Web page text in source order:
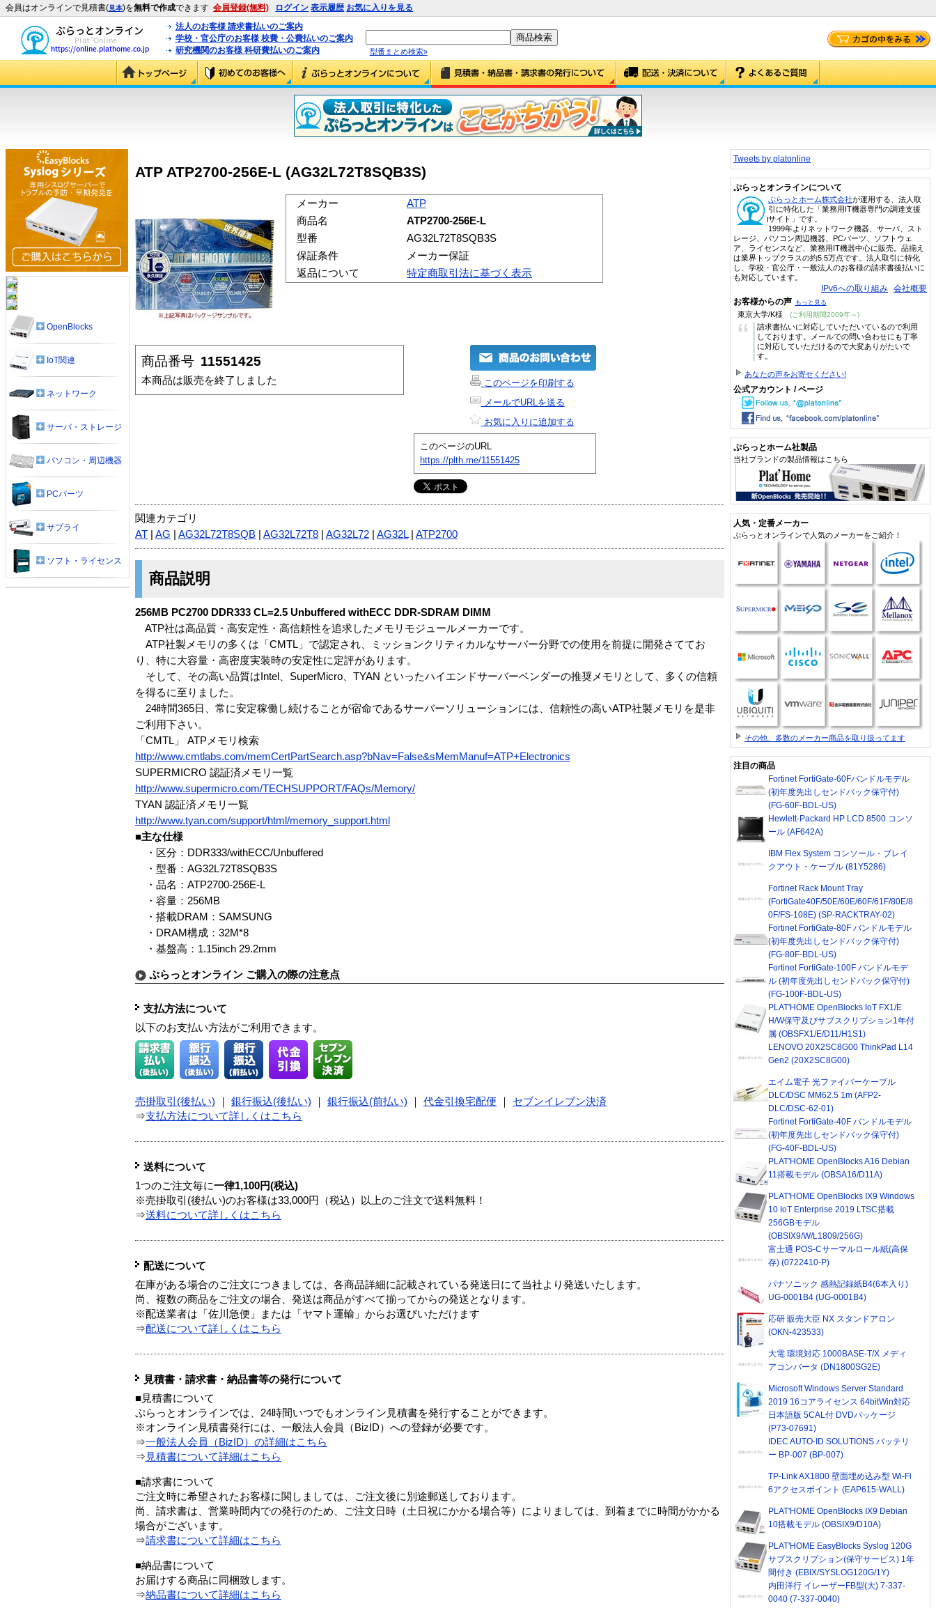
会員はオンラインで見積書(見本)を無料で作成できます 会員登録(無料) ログイン 表示履歴 お気に入りを見る
法人のお客様 請求書払いのご案内
学校・官公庁のお客様 校費・公費払いのご案内
研究機関のお客様 科研費払いのご案内
型番まとめ検索»
ATP ATP2700-256E-L (AG32L72T8SQB3S)
メーカー
ATP
商品名
ATP2700-256E-L
型番
AG32L72T8SQB3S
保証条件
メーカー保証
返品について
特定商取引法に基づく表示
商品番号 11551425
本商品は販売を終了しました
このページを印刷する
メールでURLを送る
お気に入りに追加する
このページのURL
https://plth.me/11551425
関連カテゴリ
AT
AG AG32L72T8SQB AG32L72T8 AG32L72 AG32L| ATP2700
商品説明
256MB PC2700 DDR333 CL=2.5 Unbuffered withECC DDR-SDRAM DIMM
ATP社は高品質・高安定性・高信頼性を追求したメモリモジュールメーカーです。
ATP社製メモリの多くは「CMTL」で認定され、ミッションクリティカルなサーバー分野での使用を前提に開発さててお
り、特に大容量・高密度実装時の安定性に定評があります。
そして、その高い品質はIntel、SuperMicro、TYAN といったハイエンドサーバーベンダーの推奨メモリとして、多くの信頼
を得るに至りました。
24時間365日、常に安定稼働し続けることが宿命であるサーバーソリューションには、信頼性の高いATP社製メモリを是非
ご利用下さい。
「CMTL」 ATPメモリ検索
http://www.cmtlabs.com/memCertPartSearch.asp?bNav=False&sMemManuf=ATP+Electronics
SUPERMICRO 認証済メモリ一覧
http://www.supermicro.com/TECHSUPPORT/FAQs/Memory/
TYAN 認証済メモリ一覧
http://www.tyan.com/support/html/memory_support.html
■主な仕様
・区分：DDR333/withECC/Unbuffered
・型番：AG32L72T8SQB3S
・品名：ATP2700-256E-L
・容量：256MB
・搭載DRAM：SAMSUNG
・DRAM構成：32M*8
・基盤高：1.15inch 29.2mm
ぷらっとオンライン ご購入の際の注意点
支払方法について
以下のお支払い方法がご利用できます。
売掛取引(後払い) 銀行振込(後払い) 銀行振込(前払い) 代金引換宅配便
セブンイレブン決済
⇒支払方法について詳しくはこちら
送料について
1つのご注文毎に一律1,100円(税込)
※売掛取引(後払い)のお客様は33,000円（税込）以上のご注文で送料無料！
⇒送料について詳しくはこちら
配送について
在庫がある場合のご注文につきましては、各商品詳細に記載されている発送日にて当社より発送いたします。
尚、複数の商品をご注文の場合、発送は商品がすべて揃ってからの発送となります。
※配送業者は「佐川急便」または「ヤマト運輸」からお選びいただけます
⇒配送について詳しくはこちら
見積書・請求書・納品書等の発行について
■見積書について
ぷらっとオンラインでは、24時間いつでもオンライン見積書を発行することができます。
※オンライン見積書発行には、一般法人会員（BizID）への登録が必要です。
⇒一般法人会員（BizID）の詳細はこちら
⇒ 見積書について詳細はこちら
■請求書について
ご注文時に希望されたお客様に関しましては、ご注文後に別途郵送しております。
尚、請求書は、営業時間内での発行のため、ご注文日時（土日祝にかかる場合等）によりましては、到着までに時間がかかる
場合がございます。
⇒請求書について詳細はこちら
■納品書について
お届けする商品に同梱致します。
⇒納品書について詳細はこちら
OpenBlocks
IoT関連
ネットワーク
サーバ・ストレージ
パソコン・周辺機器
PCパーツ
サプライ
ソフト・ライセンス
Tweets by platonline
ぷらっとオンラインについて
ぷらっとホーム株式会社が運用する、法人取
引に特化した「業務用IT機器専門の調達支援
サイト」です。
1999年よりネットワーク機器、サーバ、スト
レージ、パソコン周辺機器、PCパーツ、ソフトウェ
ア、ライセンスなど、業務用IT機器中心に販売。品揃え
は業界トップクラスの約5.5万点です。法人取引に特化
し、学校・官公庁・一般法人のお客様の請求書後払いに
も対応しています。
IPv6への取り組み 会社概要
お客様からの声 もっと見る
東京大学/K様 (ご利用期間2009年～)
“
請求書払いに対応していただいているので利用
しております。メールでの問い合わせにも丁寧
に対応していただけるので大変ありがたいで
す。
あなたの声をお寄せください!
公式アカウント / ページ
ぷらっとホーム社製品
当社ブランドの製品情報はこちら
人気・定番メーカー
ぷらっとオンラインで人気のメーカーをご紹介！
その他、多数のメーカー商品を取り扱ってます
注目の商品
Fortinet FortiGate-60Fバンドルモデル
(初年度先出しセンドバック保守付)
(FG-60F-BDL-US)
Hewlett-Packard HP LCD 8500 コンソ
ール (AF642A)
IBM Flex System コンソール・ブレイ
クアウト・ケーブル (81Y5286)
Fortinet Rack Mount Tray
(FortiGate40F/50E/60E/60F/61F/80E/8
0F/FS-108E) (SP-RACKTRAY-02)
Fortinet FortiGate-80F バンドルモデル
(初年度先出しセンドバック保守付)
(FG-80F-BDL-US)
Fortinet FortiGate-100F バンドルモデ
ル (初年度先出しセンドバック保守付)
(FG-100F-BDL-US)
PLAT'HOME OpenBlocks IoT FX1/E
H/W保守及びサブスクリプション1年付
属 (OBSFX1/E/D11/H1S1)
LENOVO 20X2SC8G00 ThinkPad L14
Gen2 (20X2SC8G00)
エイム電子 光ファイバーケーブル
DLC/DSC MM62.5 1m (AFP2-
DLC/DSC-62-01)
Fortinet FortiGate-40F バンドルモデル
(初年度先出しセンドバック保守付)
(FG-40F-BDL-US)
PLAT'HOME OpenBlocks A16 Debian
11搭載モデル (OBSA16/D11A)
PLAT'HOME OpenBlocks IX9 Windows
10 IoT Enterprise 2019 LTSC搭載
256GBモデル
(OBSIX9/W/L1809/256G)
富士通 POS-Cサーマルロール紙(高保
存) (0722410-P)
パナソニック 感熱記録紙B4(6本入り)
UG-0001B4 (UG-0001B4)
応研 販売大臣 NX スタンドアロン
(OKN-423533)
大電 環境対応 1000BASE-T/X メディ
アコンバータ (DN1800SG2E)
Microsoft Windows Server Standard
2019 16コアライセンス 64bitWin対応
日本語版 5CAL付 DVDパッケージ
(P73-07691)
IDEC AUTO-ID SOLUTIONS バッテリ
ー BP-007 (BP-007)
TP-Link AX1800 壁面埋め込み型 Wi-Fi
6アクセスポイント (EAP615-WALL)
PLAT'HOME OpenBlocks IX9 Debian
10搭載モデル (OBSIX9/D10A)
PLAT'HOME EasyBlocks Syslog 120G
サブスクリプション(保守サービス) 1年
間付き (EBIX/SYSLOG120G/1Y)
内田洋行 イレーザーFB型(大) 7-337-
0040 (7-337-0040)